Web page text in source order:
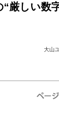
厳しい数
大山